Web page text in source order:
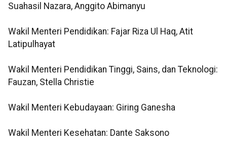
Suahasil Nazara, Anggito Abimanyu
Wakil Menteri Pendidikan: Fajar Riza Ul Haq, Atit
Latipulhayat
Wakil Menteri Pendidikan Tinggi, Sains, dan Teknologi:
Fauzan, Stella Christie
Wakil Menteri Kebudayaan: Giring Ganesha
Wakil Menteri Kesehatan: Dante Saksono